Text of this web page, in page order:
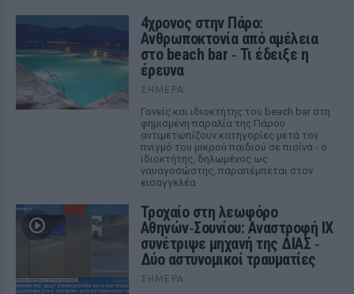
4χρονος στην Πάρο:
Ανθρωποκτονία από αμέλεια
στο beach bar ‑ Τι έδειξε η
έρευνα
ΣΉΜΕΡΑ
Γονείς και ιδιοκτήτης του beach bar στη
φημισμένη παραλία της Πάρου
αντιμετωπίζουν κατηγορίες μετά τον
πνιγμό του μικρού παιδιού σε πισίνα - ο
ιδιοκτήτης, δηλωμένος ως
ναυαγοσώστης, παραπέμπεται στον
εισαγγελέα
Τροχαίο στη λεωφόρο
Αθηνών‑Σουνίου: Αναστροφή ΙΧ
συνέτριψε μηχανή της ΔΙΑΣ ‑
Δύο αστυνομικοί τραυματίες
ΣΉΜΕΡΑ